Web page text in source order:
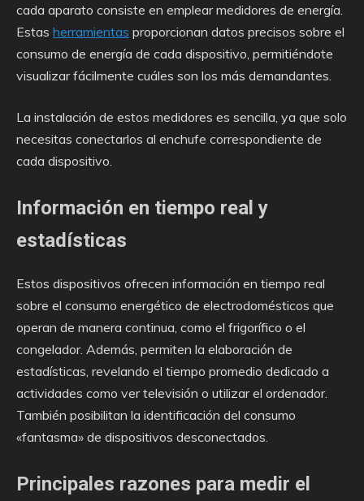
cada aparato consiste en emplear medidores de energía.
Estas herramientas proporcionan datos precisos sobre el
consumo de energía de cada dispositivo, permitiéndote
visualizar fácilmente cuáles son los más demandantes.
La instalación de estos medidores es sencilla, ya que solo
necesitas conectarlos al enchufe correspondiente de
cada dispositivo.
Información en tiempo real y
estadísticas
Estos dispositivos ofrecen información en tiempo real
sobre el consumo energético de electrodomésticos que
operan de manera continua, como el frigorífico o el
congelador. Además, permiten la elaboración de
estadísticas, revelando el tiempo promedio dedicado a
actividades como ver televisión o utilizar el ordenador.
También posibilitan la identificación del consumo
«fantasma» de dispositivos desconectados.
Principales razones para medir el